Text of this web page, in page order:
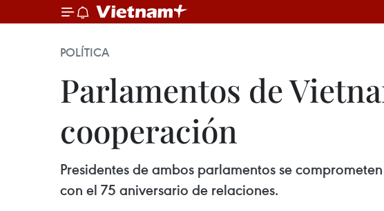
POLÍTICA
Parlamentos de
cooperación
Presidentes de ambos parlamentos se
con el 75 aniversario de relaciones.